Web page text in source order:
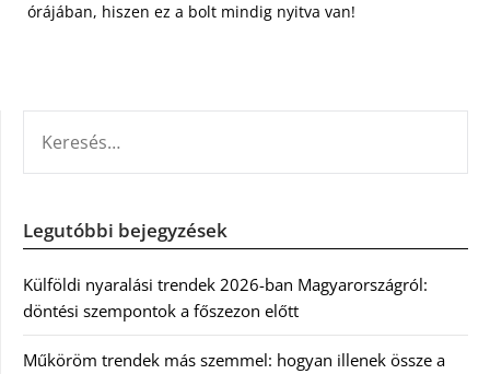
órájában, hiszen ez a bolt mindig nyitva van!
Legutóbbi bejegyzések
Külföldi nyaralási trendek 2026-ban Magyarországról:
döntési szempontok a főszezon előtt
Műköröm trendek más szemmel: hogyan illenek össze a